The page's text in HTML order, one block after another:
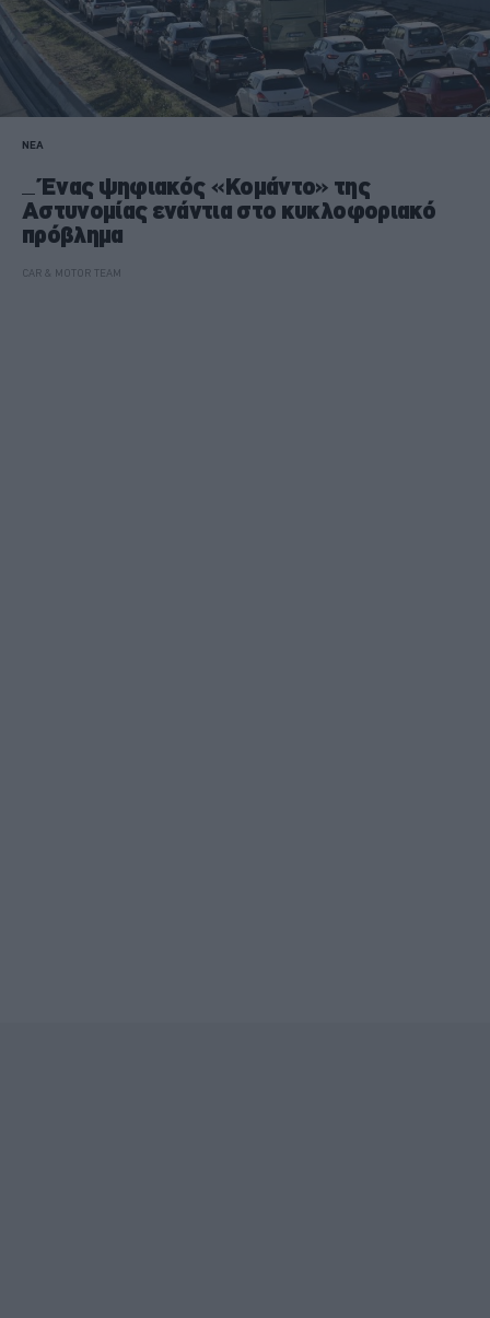
ΝΕΑ
Ένας ψηφιακός «Κομάντο» της
Αστυνομίας ενάντια στο κυκλοφοριακό
πρόβλημα
CAR & MOTOR TEAM